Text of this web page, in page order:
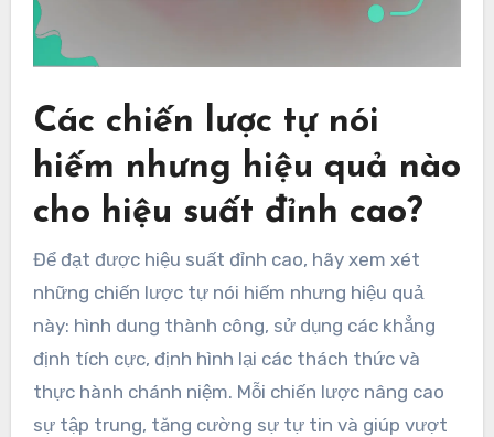
Các chiến lược tự nói
hiếm nhưng hiệu quả nào
cho hiệu suất đỉnh cao?
Để đạt được hiệu suất đỉnh cao, hãy xem xét
những chiến lược tự nói hiếm nhưng hiệu quả
này: hình dung thành công, sử dụng các khẳng
định tích cực, định hình lại các thách thức và
thực hành chánh niệm. Mỗi chiến lược nâng cao
sự tập trung, tăng cường sự tự tin và giúp vượt